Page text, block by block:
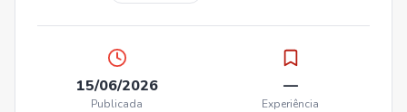
15/06/2026
Publicada
—
Experiência